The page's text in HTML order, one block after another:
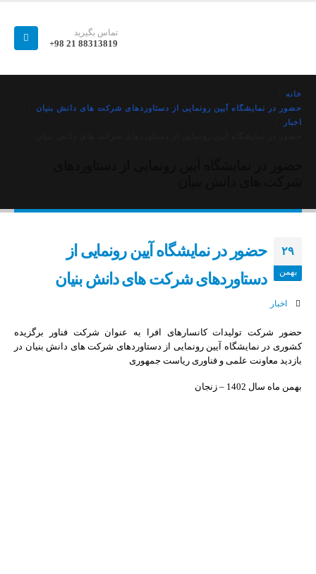
تماس بگیرید
88313819 21 98+
خانه
حضور در نمایشگاه آیین رونمایی از دستاوردهای شرکت های دانش بنیان
اخبار
۲۹
بهمن
حضور در نمایشگاه آیین رونمایی از
دستاوردهای شرکت های دانش بنیان
اخبار
حضور شرکت تولیدات کانسارهای افرا به عنوان شرکت فناور برگزیده
کشوری در نمایشگاه آیین رونمایی از دستاوردهای شرکت های دانش بنیان در
بازدید معاونت علمی و فناوری ریاست جمهوری
بهمن ماه سال 1402 – زنجان